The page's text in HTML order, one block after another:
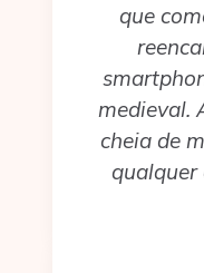
que
medieval.
cheia de
qualquer